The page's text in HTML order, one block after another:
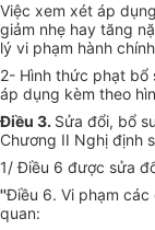
Việc xem xét áp
giảm nhẹ hay tăng
lý vi phạm hành
2- Hình thức phạt bổ
áp dụng kèm theo
Điều 3. Sửa đổi, bổ
Chương II Nghị định
1/ Điều 6 được sửa
''Điều 6. Vi phạm
quan: